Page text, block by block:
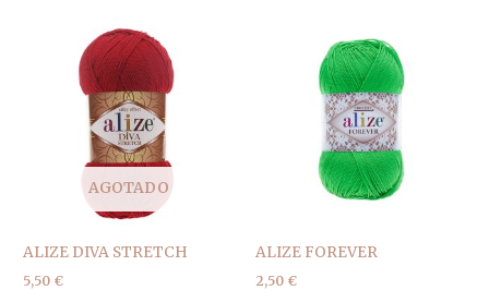
AGOTADO
ALIZE DIVA STRETCH
5,50 €
ALIZE FOREVER
2,50 €